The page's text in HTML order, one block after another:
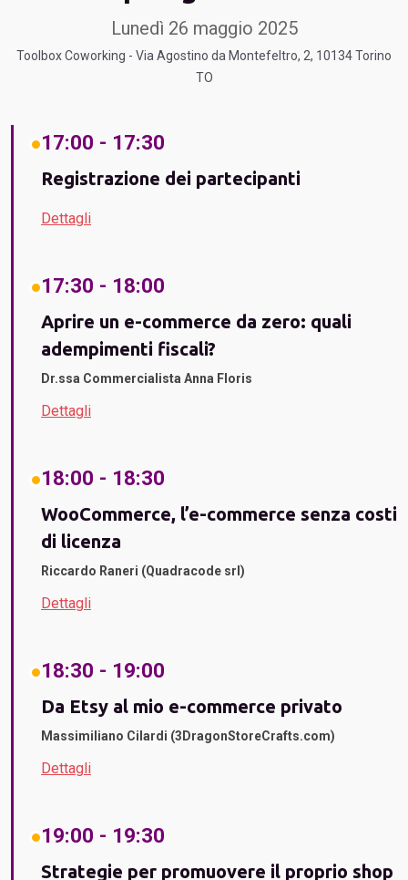
Lunedì 26 maggio 2025
Toolbox Coworking - Via Agostino da Montefeltro, 2, 10134 Torino
TO
17:00 - 17:30
Registrazione dei partecipanti
Dettagli
17:30 - 18:00
Aprire un e-commerce da zero: quali
adempimenti fiscali?
Dr.ssa Commercialista Anna Floris
Dettagli
18:00 - 18:30
WooCommerce, l’e-commerce senza costi
di licenza
Riccardo Raneri (Quadracode srl)
Dettagli
18:30 - 19:00
Da Etsy al mio e-commerce privato
Massimiliano Cilardi (3DragonStoreCrafts.com)
Dettagli
19:00 - 19:30
Strategie per promuovere il proprio shop